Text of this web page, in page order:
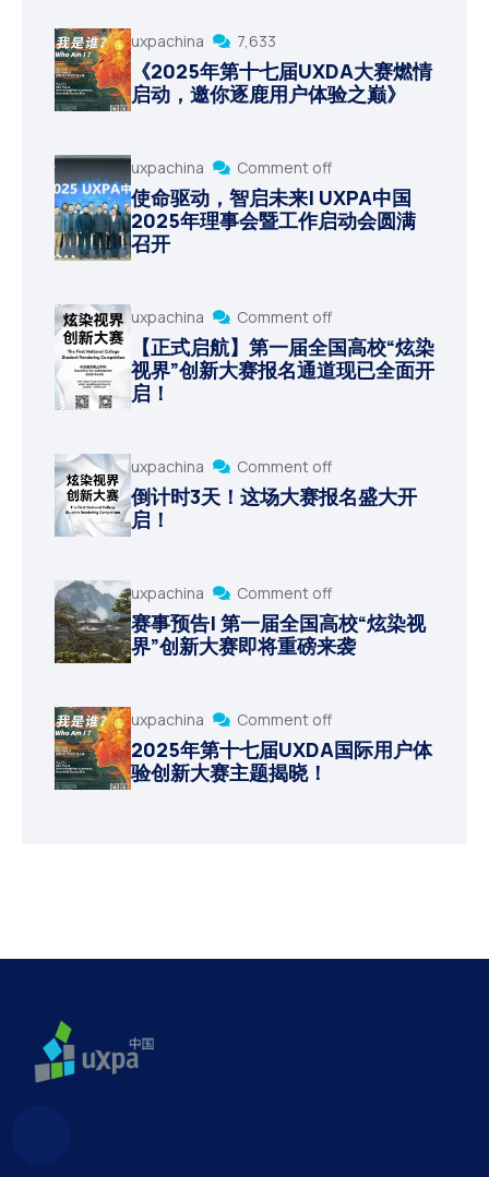
uxpachina 7,633
《2025年第十七届UXDA大赛燃情
启动，邀你逐鹿用户体验之巅》
uxpachina Comment off
使命驱动，智启未来| UXPA中国
2025年理事会暨工作启动会圆满
召开
uxpachina Comment off
【正式启航】第一届全国高校“炫染
视界”创新大赛报名通道现已全面开
启！
uxpachina Comment off
倒计时3天！这场大赛报名盛大开
启！
uxpachina Comment off
赛事预告| 第一届全国高校“炫染视
界”创新大赛即将重磅来袭
uxpachina Comment off
2025年第十七届UXDA国际用户体
验创新大赛主题揭晓！